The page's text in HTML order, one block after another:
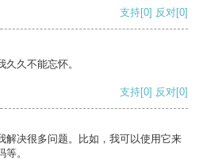
支持[0] 反对[0]
久不能忘怀。
支持[0] 反对[0]
解决很多问题。比如，我可以使用它来
。